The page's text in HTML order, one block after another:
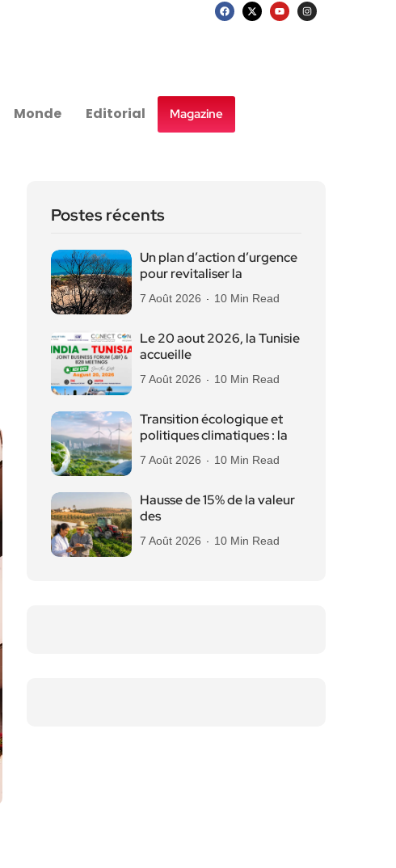
Monde Editorial Magazine
Postes récents
Un plan d’action d’urgence
pour revitaliser la
7 Août 2026 10 Min Read
Le 20 aout 2026, la Tunisie
accueille
7 Août 2026 10 Min Read
Transition écologique et
politiques climatiques : la
7 Août 2026 10 Min Read
Hausse de 15% de la valeur
des
7 Août 2026 10 Min Read